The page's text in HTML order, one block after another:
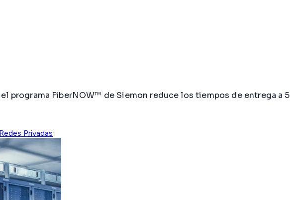
programa FiberNOW™ de Siemon reduce los tiempos de entrega a 5
Redes Privadas